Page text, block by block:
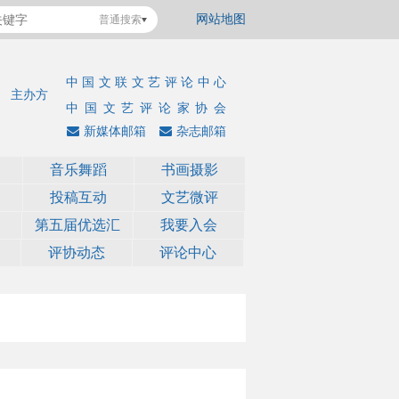
网站地图
普通搜索
中国文联文艺评论中心
中国文艺评论家协会
主办方
杂志邮箱
新媒体邮箱
音乐舞蹈
书画摄影
投稿互动
文艺微评
第五届优选汇
我要入会
评协动态
评论中心